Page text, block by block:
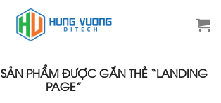
SẢN PHẨM ĐƯỢC GẮN THẺ “LANDING
PAGE”